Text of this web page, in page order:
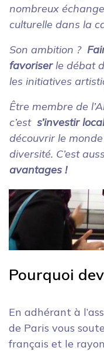
nombreux
culturelle dans la
Son ambition ?
favoriserle débat
les initiatives
Être membre de
c’est s’investir
découvrir le
diversité. C’est
avantages !
Pourquoi
En adhérant à
de Paris vous
français et le